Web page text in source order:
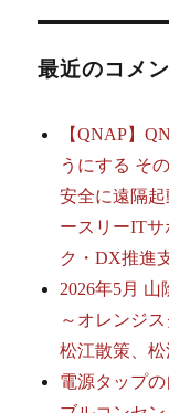
最近のコメ
【QNAP】
うにする その
安全に遠隔起
ースリーIT
ク・DX推進
2026年5月
～オレンジ
松江散策、
電源タップ